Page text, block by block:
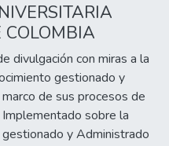
COLOMBIA
divulgación con miras a la
gestionado y
de sus procesos de
sobre la
y Administrado